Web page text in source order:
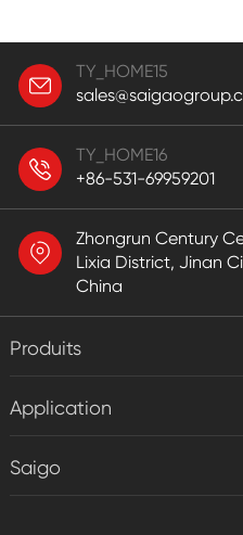
TY_HOME15
TY_HOME16
+86-531-69959201
Zhongrun Century
Lixia District, Jinan
China
Produits
Application
Saigo